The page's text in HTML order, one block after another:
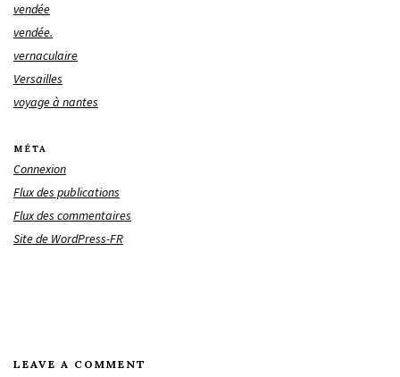
vendée
vendée.
vernaculaire
Versailles
voyage à nantes
MÉTA
Connexion
Flux des publications
Flux des commentaires
Site de WordPress-FR
LEAVE A COMMENT